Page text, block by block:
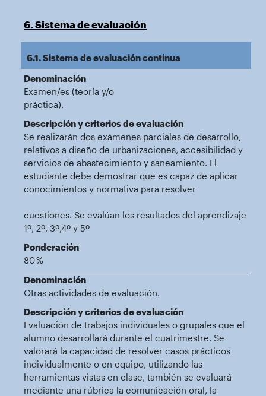
6. Sistema de evaluación
6.1. Sistema de evaluación continua
Denominación
Examen/es (teoría y/o
práctica).
Descripción y criterios de evaluación
Se realizarán dos exámenes parciales de desarrollo,
relativos a diseño de urbanizaciones, accesibilidad y
servicios de abastecimiento y saneamiento. El
estudiante debe demostrar que es capaz de aplicar
conocimientos y normativa para resolver
cuestiones. Se evalúan los resultados del aprendizaje
1º, 2º, 3º,4º y 5º
Ponderación
80 %
Denominación
Otras actividades de evaluación.
Descripción y criterios de evaluación
Evaluación de trabajos individuales o grupales que el
alumno desarrollará durante el cuatrimestre. Se
valorará la capacidad de resolver casos prácticos
individualmente o en equipo, utilizando las
herramientas vistas en clase, también se evaluará
mediante una rúbrica la comunicación oral, la